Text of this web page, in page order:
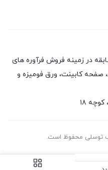
با بیش از 21 سال سابقه در زمینه فروش فرآوره های
صفحه کابینت، ورق فومیزه و
۱۸
توسلی محفوظ است.